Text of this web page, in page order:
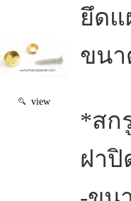
view
ยึด
ขนา
*สก
ฝาปิ